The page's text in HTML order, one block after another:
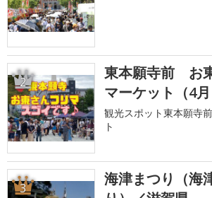
2
東本願寺前 お
マーケット（4
観光スポット東本願寺
ト
3
海津まつり（海